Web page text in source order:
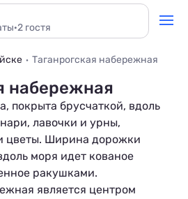
·2 гостя
Таганрогская набережная
набережная
покрыта брусчаткой, вдоль
лавочки и урны,
цветы. Ширина дорожки
моря идет кованое
ракушками.
является центром